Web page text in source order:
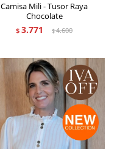
Camisa Mili - Tusor Raya
Chocolate
$ 3.771 $4.600